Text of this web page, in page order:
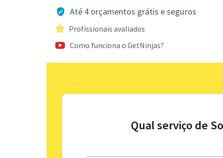
Até 4 orçamentos grátis e seguros
Profissionais avaliados
Como funciona o GetNinjas?
Qual serviço de